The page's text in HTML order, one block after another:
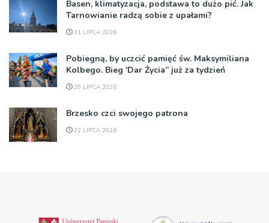
Basen, klimatyzacja, podstawa to dużo pić. Jak
Tarnowianie radzą sobie z upałami?
31 LIPCA 2026
Pobiegną, by uczcić pamięć św. Maksymiliana
Kolbego. Bieg 'Dar Życia” już za tydzień
29 LIPCA 2026
Brzesko czci swojego patrona
22 LIPCA 2026